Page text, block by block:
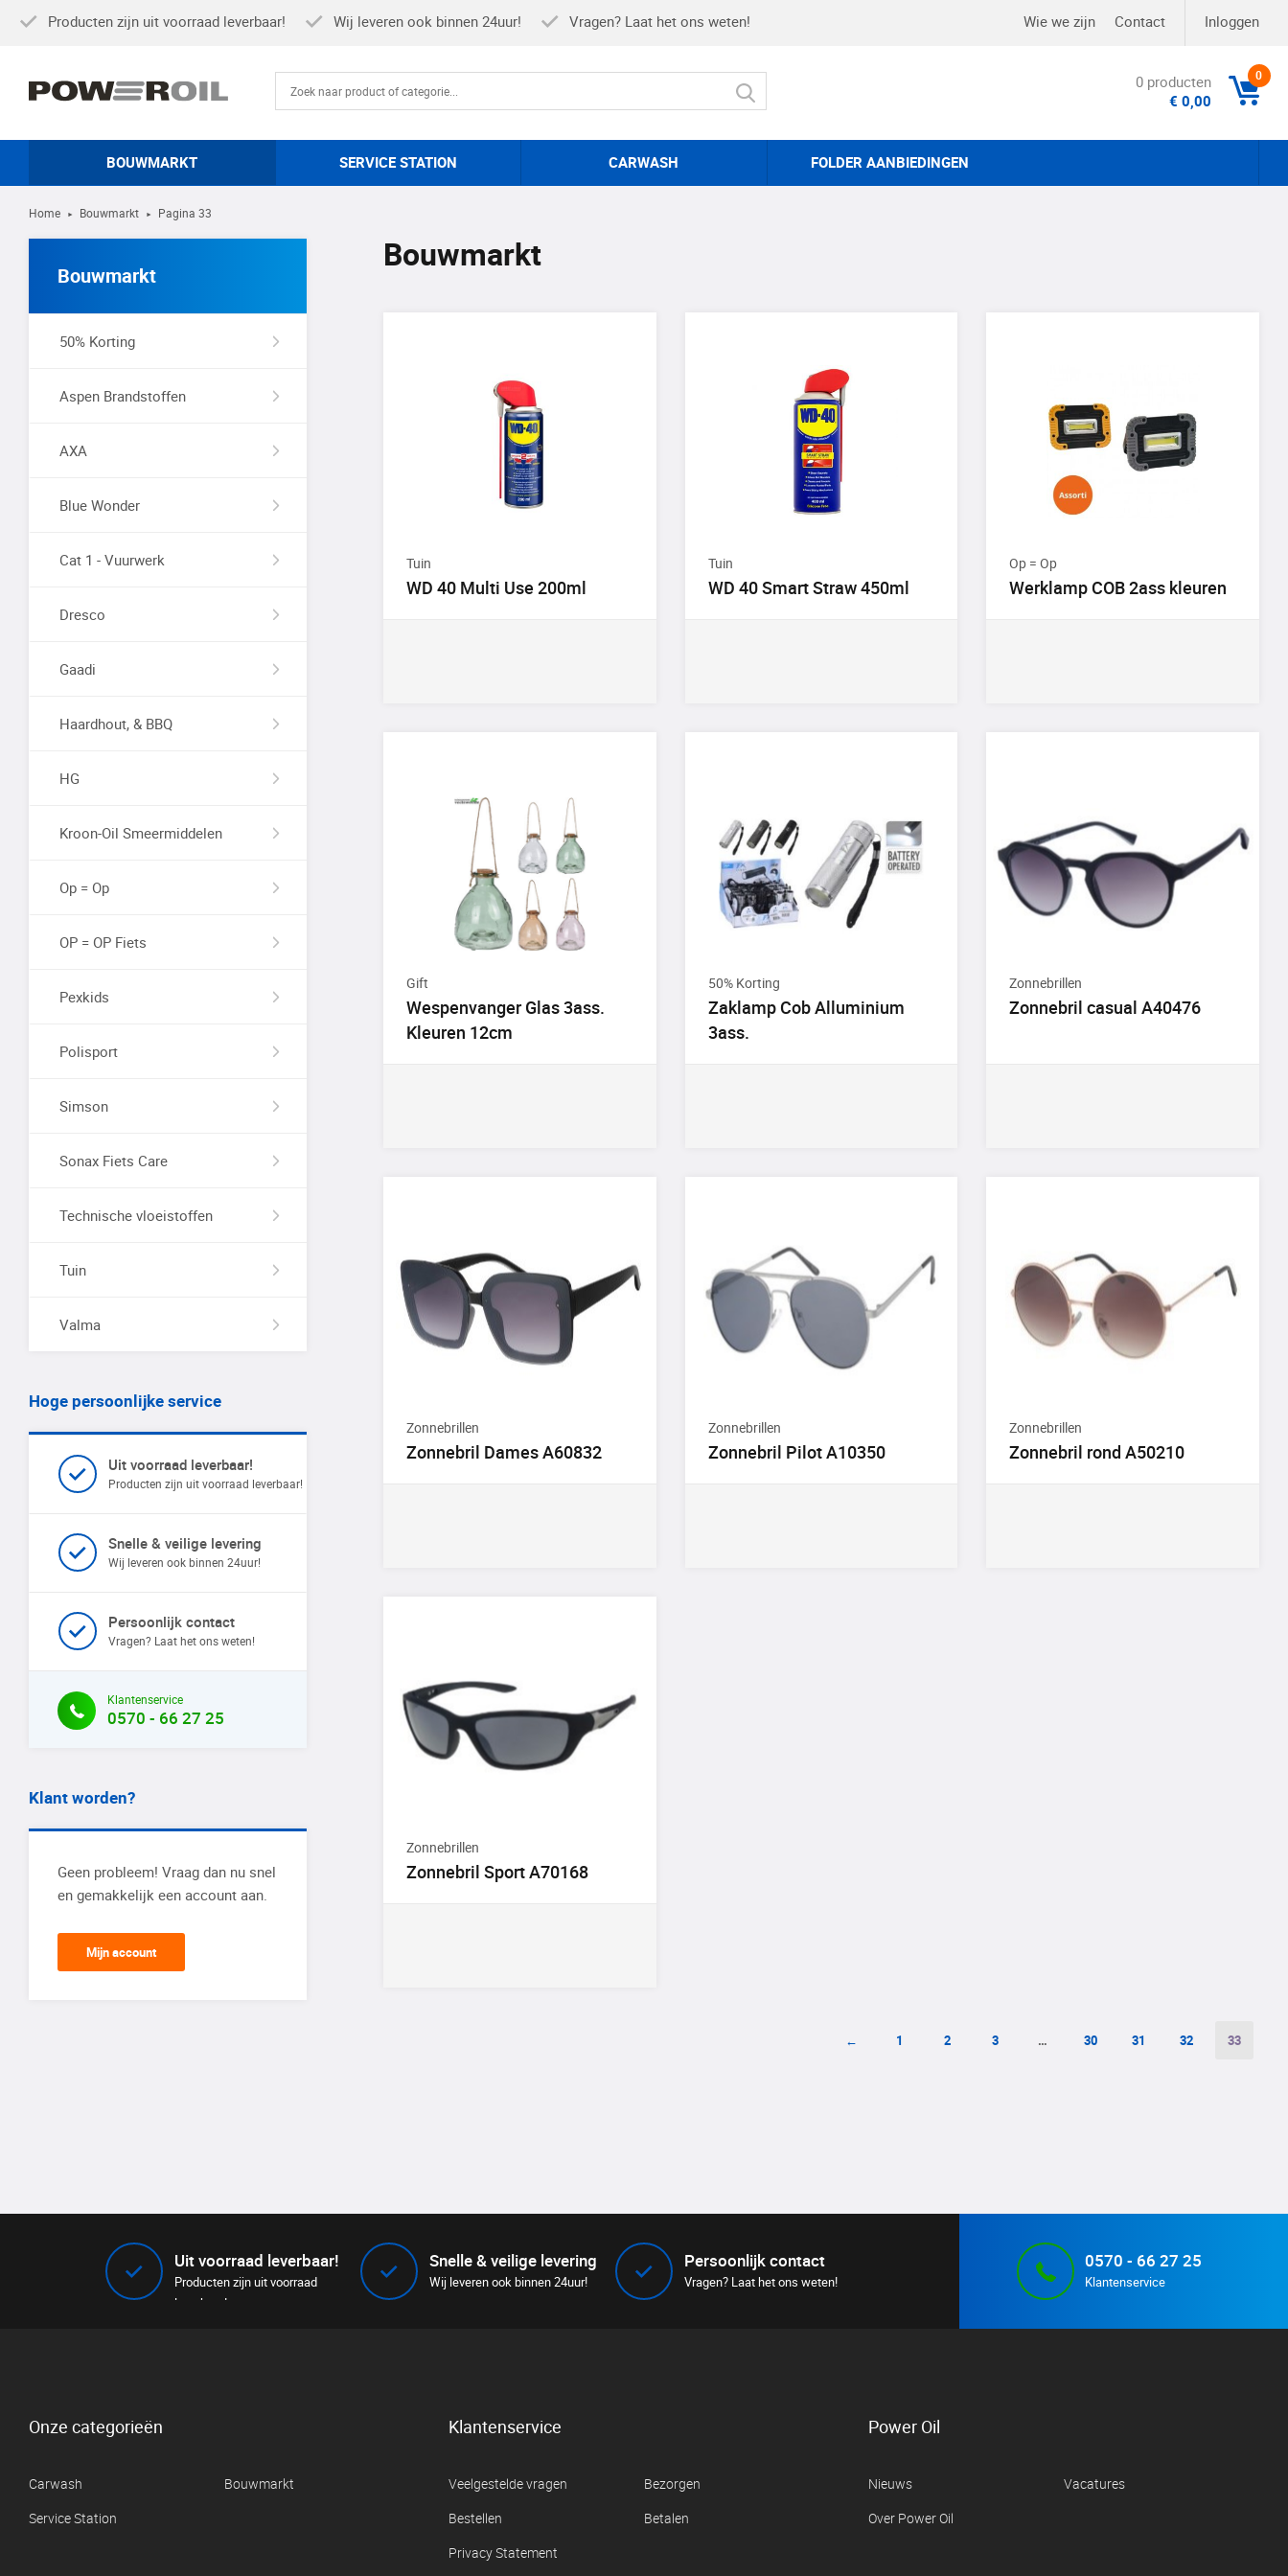
Producten zijn uit voorraad leverbaar! Wij leveren ook binnen 24uur! Vragen? Laat het ons weten! Wie we zijn Contact Inloggen
0
0 producten
€ 0,00
BOUWMARKT SERVICE STATION CARWASH FOLDER AANBIEDINGEN
Home ► Bouwmarkt ► Pagina 33
Bouwmarkt
Tuin
WD 40 Multi Use 200ml
Tuin
WD 40 Smart Straw 450ml
Op = Op
Werklamp COB 2ass kleuren
Gift
Wespenvanger Glas 3ass.
Kleuren 12cm
50% Korting
Zaklamp Cob Alluminium
3ass.
Zonnebrillen
Zonnebril casual A40476
Zonnebrillen
Zonnebril Dames A60832
Zonnebrillen
Zonnebril Pilot A10350
Zonnebrillen
Zonnebril rond A50210
Zonnebrillen
Zonnebril Sport A70168
← 1 2 3 … 30 31 32 33
Bouwmarkt
50% Korting
Aspen Brandstoffen
AXA
Blue Wonder
Cat 1 - Vuurwerk
Dresco
Gaadi
Haardhout, & BBQ
HG
Kroon-Oil Smeermiddelen
Op = Op
OP = OP Fiets
Pexkids
Polisport
Simson
Sonax Fiets Care
Technische vloeistoffen
Tuin
Valma
Hoge persoonlijke service
Uit voorraad leverbaar!
Producten zijn uit voorraad leverbaar!
Snelle & veilige levering
Wij leveren ook binnen 24uur!
Persoonlijk contact
Vragen? Laat het ons weten!
Klantenservice
0570 - 66 27 25
Klant worden?
Geen probleem! Vraag dan nu snel
en gemakkelijk een account aan.
Mijn account
Uit voorraad leverbaar!
Producten zijn uit voorraad
leverbaar!
Snelle & veilige levering
Wij leveren ook binnen 24uur!
Persoonlijk contact
Vragen? Laat het ons weten!
0570 - 66 27 25
Klantenservice
Onze categorieën
Carwash
Bouwmarkt
Service Station
Klantenservice
Veelgestelde vragen
Bezorgen
Bestellen
Betalen
Privacy Statement
Power Oil
Nieuws
Vacatures
Over Power Oil